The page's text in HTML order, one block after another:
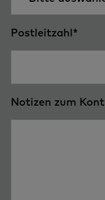
Postleitzahl*
Notizen zum